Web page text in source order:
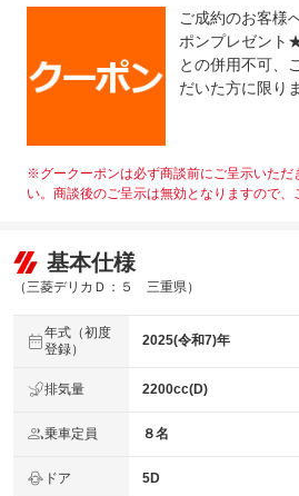
ご成約のお客様
ポンプレゼン
との併用不可、
だいた方に限り
※グークーポンは必ず商談前にご呈示いただ
い。商談後のご呈示は無効となりますので、
基本仕様
（三菱デリカＤ：５ 三重県）
年式（初度
登録）
2025(令和7)年
排気量 2200cc(D)
乗車定員 ８名
ドア 5D